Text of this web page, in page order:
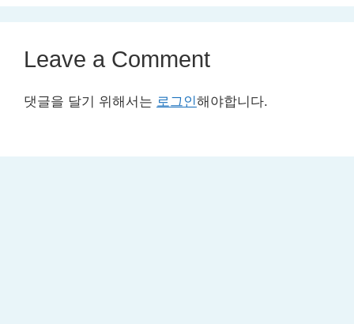
Leave a Comment
댓글을 달기 위해서는 로그인해야합니다.